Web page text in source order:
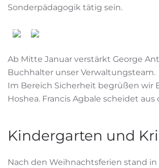
Sonderpädagogik tätig sein.
Ab Mitte Januar verstärkt George
Buchhalter unser Verwaltungsteam.
Im Bereich Sicherheit begrüßen wir
Hoshea. Francis Agbale scheidet aus
Kindergarten und
Nach den Weihnachtsferien stand in